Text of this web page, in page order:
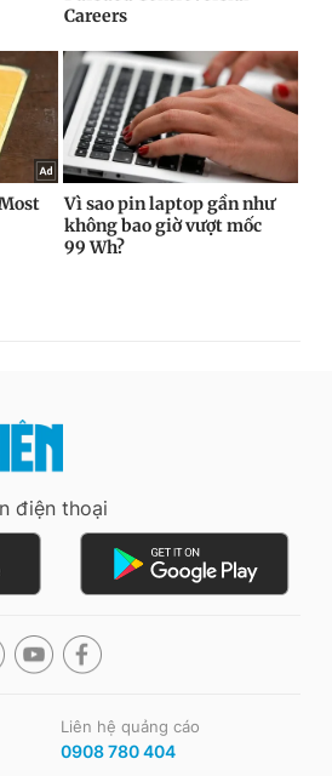
điện thoại
Liên hệ quảng cáo
0908 780 404